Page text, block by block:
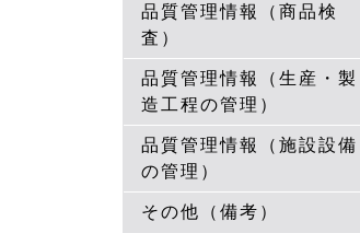
品質管理情報（商品検
査）
品質管理情報（生産・製
造工程の管理）
品質管理情報（施設設備
の管理）
その他（備考）